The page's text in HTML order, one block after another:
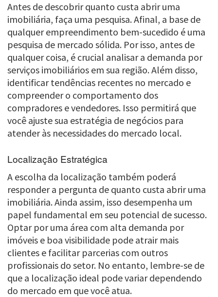
Antes de descobrir quanto custa abrir uma
imobiliária, faça uma pesquisa. Afinal, a base de
qualquer empreendimento bem-sucedido é uma
pesquisa de mercado sólida. Por isso, antes de
qualquer coisa, é crucial analisar a demanda por
serviços imobiliários em sua região. Além disso,
identificar tendências recentes no mercado e
compreender o comportamento dos
compradores e vendedores. Isso permitirá que
você ajuste sua estratégia de negócios para
atender às necessidades do mercado local.
Localização Estratégica
A escolha da localização também poderá
responder a pergunta de quanto custa abrir uma
imobiliária. Ainda assim, isso desempenha um
papel fundamental em seu potencial de sucesso.
Optar por uma área com alta demanda por
imóveis e boa visibilidade pode atrair mais
clientes e facilitar parcerias com outros
profissionais do setor. No entanto, lembre-se de
que a localização ideal pode variar dependendo
do mercado em que você atua.